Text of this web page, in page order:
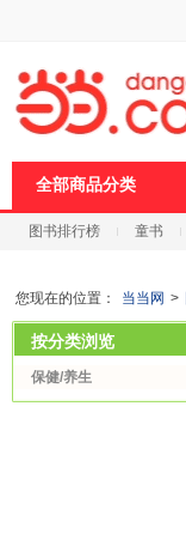
全部商品分类
图书排行榜 童书
您现在的位置：
当当网 >
按分类浏览
保健/养生
页